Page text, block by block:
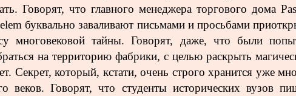
Говорят, что главного менеджера торгового дома
буквально заваливают письмами и просьбами
многовековой тайны. Говорят, даже, что были
на территорию фабрики, с целью раскрыть
Секрет, который, кстати, очень строго хранится уже
веков. Говорят, что студенты исторических вузов